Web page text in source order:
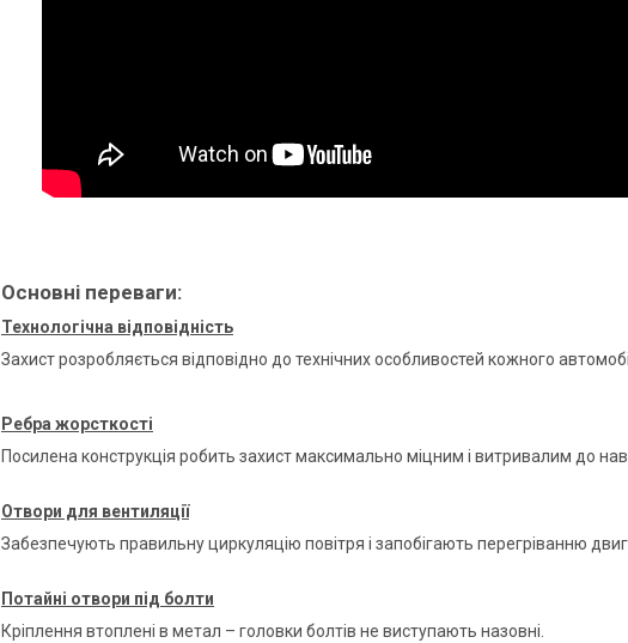
Основні переваги:
Технологічна відповідність
Захист розробляється відповідно до технічних особливостей кожного
Ребра жорсткості
Посилена конструкція робить захист максимально міцним і витривалим до
Отвори для вентиляції
Забезпечують правильну циркуляцію повітря і запобігають перегріванню
Потайні отвори під болти
Кріплення втоплені в метал – головки болтів не виступають назовні.